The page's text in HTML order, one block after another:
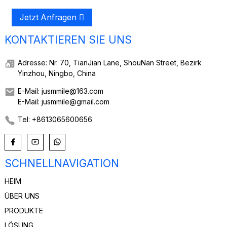
Jetzt Anfragen
KONTAKTIEREN SIE UNS
Adresse: Nr. 70, TianJian Lane, ShouNan Street, Bezirk
Yinzhou, Ningbo, China
E-Mail: jusmmile@163.com
E-Mail: jusmmile@gmail.com
Tel: +8613065600656
SCHNELLNAVIGATION
HEIM
ÜBER UNS
PRODUKTE
LÖSUNG